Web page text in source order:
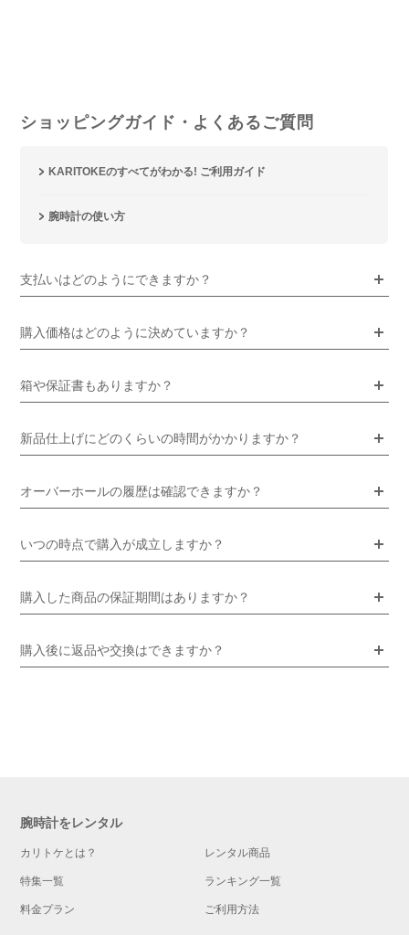
ショッピングガイド・よくあるご質問
KARITOKEのすべてがわかる! ご利用ガイド
腕時計の使い方
支払いはどのようにできますか？
購入価格はどのように決めていますか？
箱や保証書もありますか？
新品仕上げにどのくらいの時間がかかりますか？
オーバーホールの履歴は確認できますか？
いつの時点で購入が成立しますか？
購入した商品の保証期間はありますか？
購入後に返品や交換はできますか？
腕時計をレンタル
カリトケとは？ レンタル商品
特集一覧 ランキング一覧
料金プラン ご利用方法